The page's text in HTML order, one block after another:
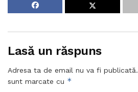
Lasă un răspuns
Adresa ta de email nu va fi publicată.
sunt marcate cu *